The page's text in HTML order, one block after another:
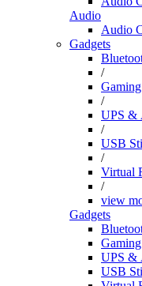
Audio
Audio
Gadgets
/
Gaming
/
UPS &
/
USB
/
Virtual
/
view
Gadgets
Gaming
UPS &
USB